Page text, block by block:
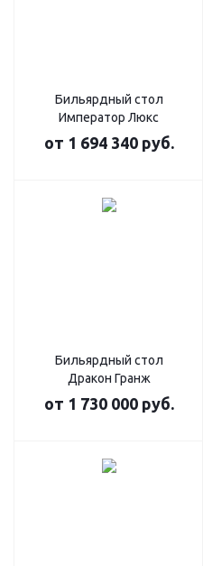
Бильярдный стол
Император Люкс
от 1 694 340 руб.
Бильярдный стол
Дракон Гранж
от 1 730 000 руб.